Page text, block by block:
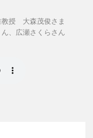
授 大森茂俊さま
、広瀬さくらさん